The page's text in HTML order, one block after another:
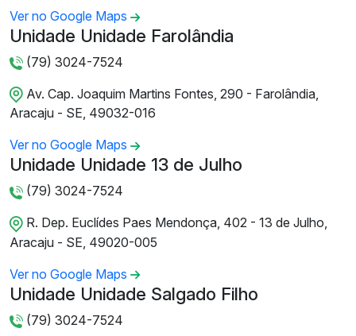
Ver no Google Maps
Unidade Unidade Farolândia
(79) 3024-7524
Av. Cap. Joaquim Martins Fontes, 290 - Farolândia,
Aracaju - SE, 49032-016
Ver no Google Maps
Unidade Unidade 13 de Julho
(79) 3024-7524
R. Dep. Euclídes Paes Mendonça, 402 - 13 de Julho,
Aracaju - SE, 49020-005
Ver no Google Maps
Unidade Unidade Salgado Filho
(79) 3024-7524